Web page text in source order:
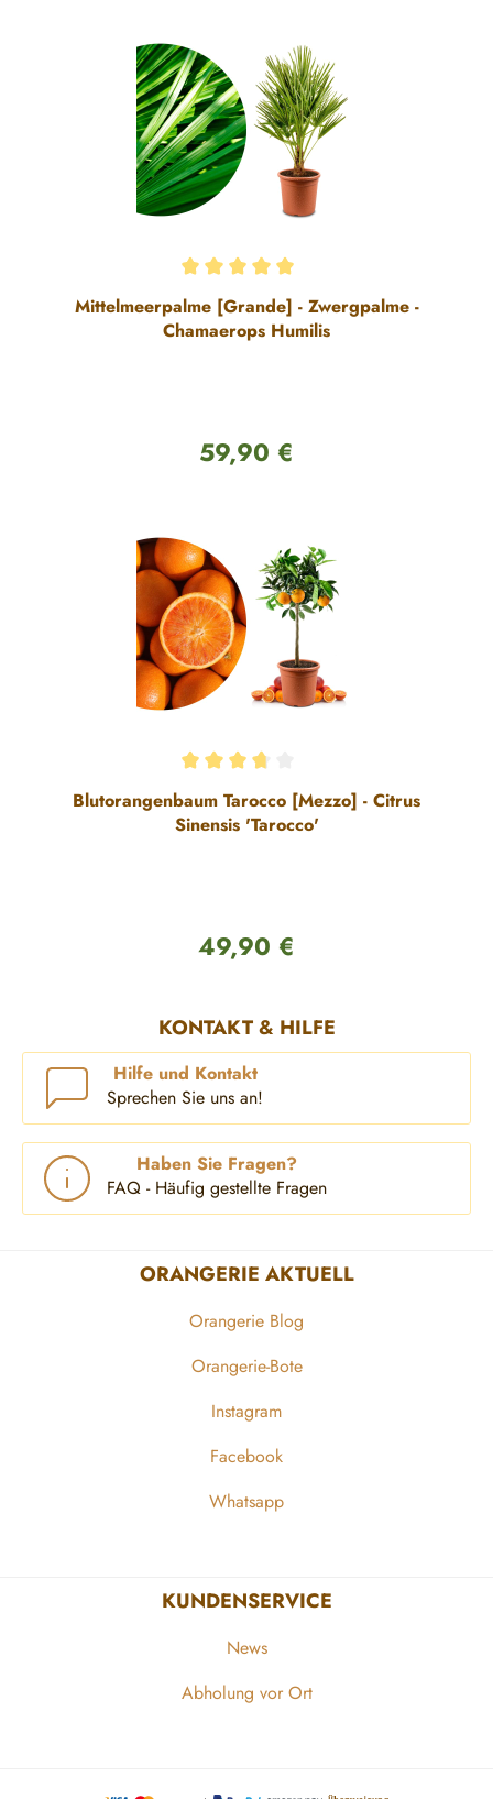
Durchschnittliche Bewertung von 5 von 5 Sternen
Mittelmeerpalme [Grande] - Zwergpalme -
Chamaerops Humilis
Regulärer Preis:
59,90 €
Durchschnittliche Bewertung von 3.67 von 5 Sternen
Blutorangenbaum Tarocco [Mezzo] - Citrus
Sinensis 'Tarocco'
Regulärer Preis:
49,90 €
KONTAKT & HILFE
Hilfe und Kontakt
Sprechen Sie uns an!
Haben Sie Fragen?
FAQ - Häufig gestellte Fragen
ORANGERIE AKTUELL
Orangerie Blog
Orangerie-Bote
Instagram
Facebook
Whatsapp
KUNDENSERVICE
News
Abholung vor Ort